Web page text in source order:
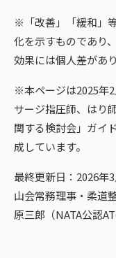
※「改善」「緩和」
化を示すものであり
効果には個人差があり
※本ページは2025年
サージ指圧師、はり
関する検討会」ガイ
成しています。
最終更新日：2026年
山会常務理事・柔道
原三郎（NATA公認